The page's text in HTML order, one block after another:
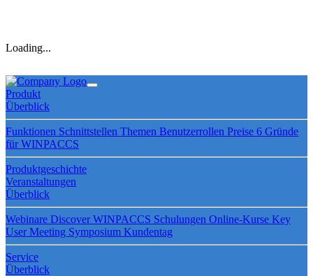
Loading...
Produkt
Überblick
Funktionen Schnittstellen Themen Benutzerrollen Preise 6 Gründe
für WINPACCS
Produktgeschichte
Veranstaltungen
Überblick
Webinare Discover WINPACCS Schulungen Online-Kurse Key
User Meeting Symposium Kundentag
Service
Überblick